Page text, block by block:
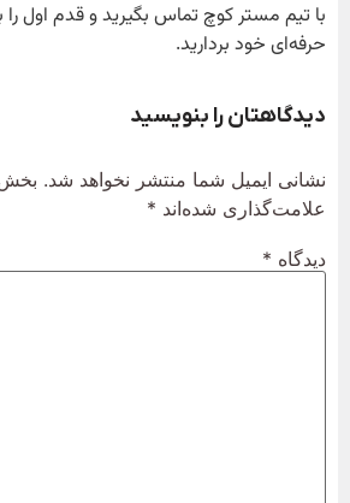
با تیم مستر کوچ تماس بگیرید و قدم اول
حرفه‌ای خود بردارید.
دیدگاهتان را بنویسید
نشانی ایمیل شما منتشر نخواهد شد.
علامت‌گذاری شده‌اند *
دیدگاه *